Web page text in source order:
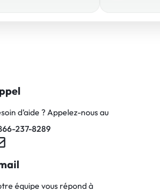
d’aide ? Appelez-nous au
237-8289
équipe vous répond à